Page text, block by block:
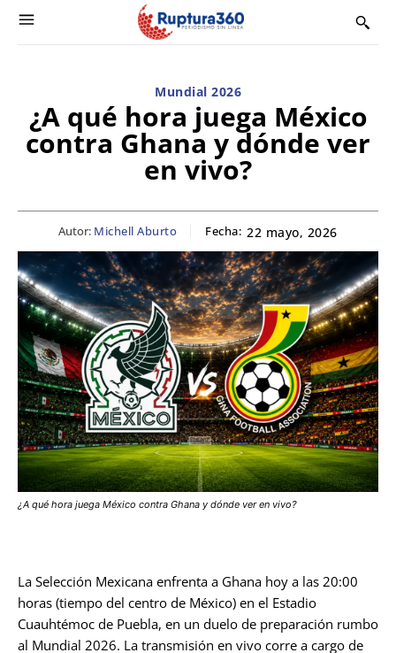
Mundial 2026
¿A qué hora juega México
contra Ghana y dónde ver
en vivo?
Autor: Michell Aburto Fecha: 22 mayo, 2026
¿A qué hora juega México contra Ghana y dónde ver en vivo?
La Selección Mexicana enfrenta a Ghana hoy a las 20:00
horas (tiempo del centro de México) en el Estadio
Cuauhtémoc de Puebla, en un duelo de preparación rumbo
al Mundial 2026. La transmisión en vivo corre a cargo de